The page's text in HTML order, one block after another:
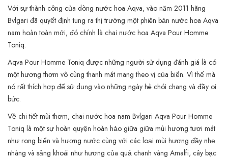
Với sự thành công của dòng nước hoa Aqva, vào năm 2011 hãng
Bvlgari đã quyết định tung ra thị trường một phiên bản nước hoa Aqva
nam hoàn toàn mới, đó chính là chai nước hoa Aqva Pour Homme
Toniq.
Aqva Pour Homme Toniq được những người sử dụng đánh giá là có
một hương thơm vô cùng thanh mát mang theo vị của biển. Vì thế mà
nó rất thích hợp để sử dụng vào những ngày hè chói chang và đầy oi
bức.
Về chi tiết mùi thơm, chai nước hoa nam Bvlgari Aqva Pour Homme
Toniq là một sự hoàn quyện hoàn hảo giữa giữa mùi hương tươi mát
như rong biển và hương nước cùng với các loại mùi hương đầy nhẹ
nhàng và sảng khoái như hương của quả chanh vàng Amalfi, cây bạc